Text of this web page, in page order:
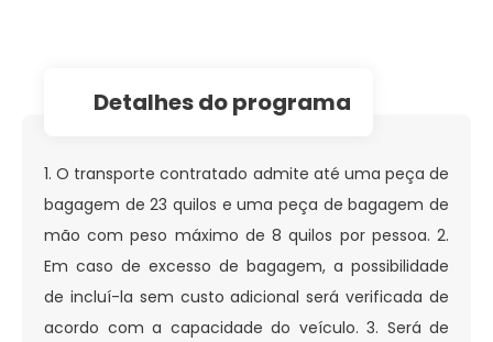
detalhes do programa
1. O transporte contratado admite até uma peça de
bagagem de 23 quilos e uma peça de bagagem de
mão com peso máximo de 8 quilos por pessoa. 2.
Em caso de excesso de bagagem, a possibilidade
de incluí-la sem custo adicional será verificada de
acordo com a capacidade do veículo. 3. Será de